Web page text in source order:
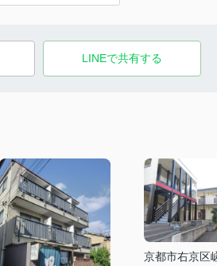
LINEで共有する
京都市右京区